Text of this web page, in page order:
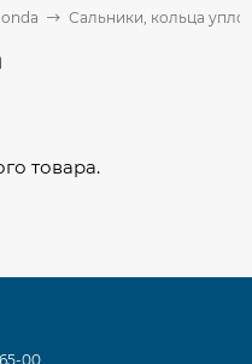
Сальники, кольца
товара.
00